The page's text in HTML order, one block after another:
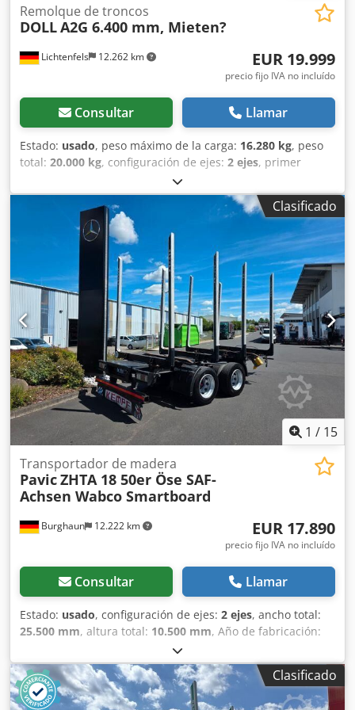
Lichtenfels 12.262 km
Remolque de troncos
DOLLA2G 6.400 mm, Mieten?
EUR 19.999
precio fijo IVA no incluído
Consultar Llamar
Estado: usado, peso máximo de la carga: 16.280 kg, peso
total: 20.000 kg, configuración de ejes: 2 ejes, primer
, próxima inspección (TÜV):
longitud del espacio de carga:6.400 mm, ancho total:
, altura total:
, Año de fabricación:
, Equipamiento:ABS
, DOLL remolque de plataforma
giratoria de 2 ejes Tipo A2G-LZ64, transporte de madera en
rollo Primera matriculación 10/2022 Peso en vacío aprox.
3.700 kg Longitud de carga 6.400 mm 4x soportes de acero
con 8 estacas de acero DOLL Mammut, capacidad de carga
por pareja de estacas 9.000 kg Suspensión neumática con
función de elevación/bajada WABCO Trailer-EBS
Neumáticos gemelos 275/70 R 22.5 Iluminación
completamente LED 2x protectores de bastidor Credsytz
Nropfx Abrsf ALQUILAR es la nueva forma de COMPRAR,
también disponible con servicio completo de alquiler
inmediatamente-----
Clasificado
1 / 15
Burghaun 12.222 km
Transportador de madera
PavicZHTA 18 50er Öse SAF-
Achsen Wabco Smartboard
EUR 17.890
precio fijo IVA no incluído
Consultar Llamar
Estado: usado, configuración de ejes: 2 ejes, ancho total:
25.500 mm, altura total: 10.500 mm, Año de fabricación:
, = Opciones y accesorios
adicionales = - EBS: sistema de frenado electrónico -
Suspensión neumática trasera - Suspensión neumática
delantera = Notas = Codpfx Abezkpkkorjrf Para consultas
Clasificado